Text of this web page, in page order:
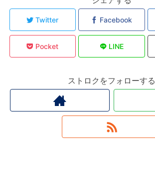
Twitter Facebook
Pocket LINE
ストロクをフォローする